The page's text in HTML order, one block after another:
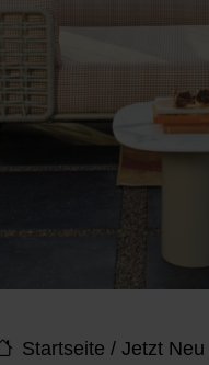
Startseite / Jetzt Neu